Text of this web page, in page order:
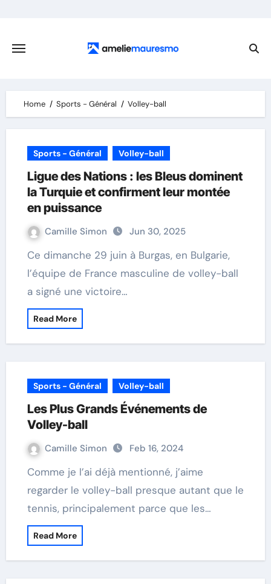
content
Home Sports - Général Volley-ball
Sports - Général Volley-ball
Ligue des Nations : les Bleus dominent
la Turquie et confirment leur montée
en puissance
Camille Simon Jun 30, 2025
Ce dimanche 29 juin à Burgas, en Bulgarie,
l’équipe de France masculine de volley-ball
a signé une victoire…
Read More
Sports - Général Volley-ball
Les Plus Grands Événements de
Volley-ball
Camille Simon Feb 16, 2024
Comme je l’ai déjà mentionné, j’aime
regarder le volley-ball presque autant que le
tennis, principalement parce que les…
Read More